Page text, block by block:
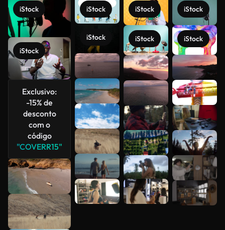
iStock
iStock
Exclusivo:
-15% de
desconto
com o
código
"COVERR15"
iStock
iStock
iStock
iStock
iStock
iStock
Veja mais